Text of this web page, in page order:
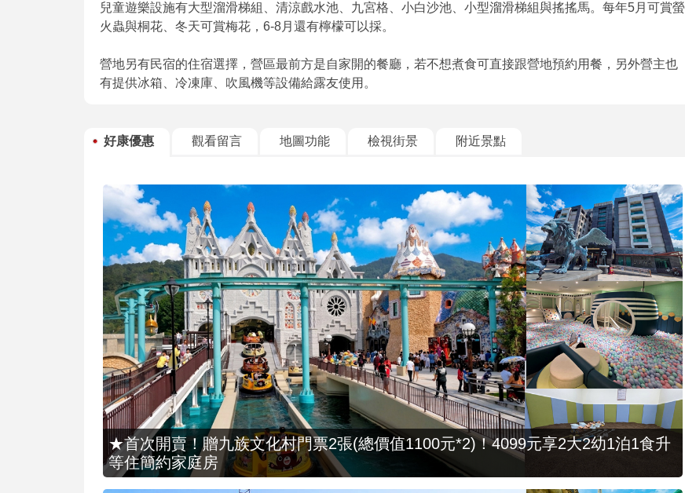
兒童遊樂設施有大型溜滑梯組、清涼戲水池、九宮格、小白沙池、小型溜滑梯組與搖搖馬。每年5月可賞螢
火蟲與桐花、冬天可賞梅花，6-8月還有檸檬可以採。
營地另有民宿的住宿選擇，營區最前方是自家開的餐廳，若不想煮食可直接跟營地預約用餐，另外營主也
有提供冰箱、冷凍庫、吹風機等設備給露友使用。
好康優惠 觀看留言 地圖功能 檢視街景 附近景點
★首次開賣！贈九族文化村門票2張(總價值1100元*2)！4099元享2大2幼1泊1食升
等住簡約家庭房